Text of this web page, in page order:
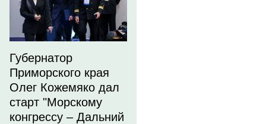
Губернатор
Приморского края
Олег Кожемяко дал
старт "Морскому
конгрессу – Дальний